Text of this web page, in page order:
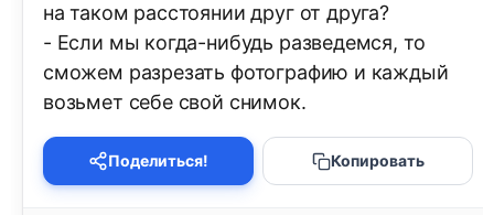
на таком расстоянии друг от друга?
- Если мы когда-нибудь разведемся, то
сможем разрезать фотографию и каждый
возьмет себе свой снимок.
Поделиться! Копировать